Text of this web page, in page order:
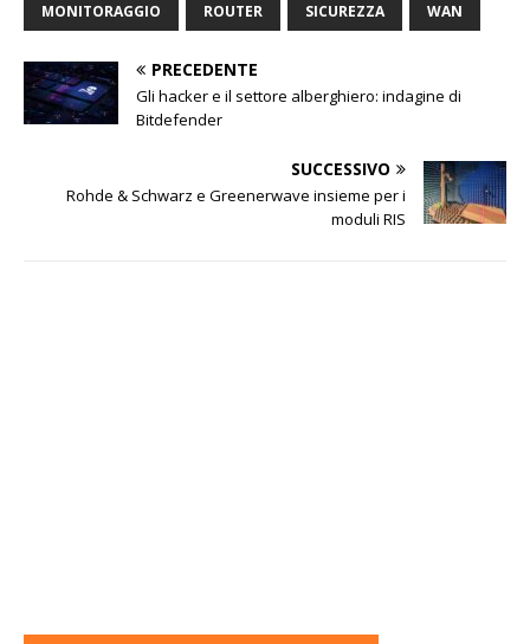
MONITORAGGIO ROUTER SICUREZZA WAN
PRECEDENTE
Gli hacker e il settore alberghiero: indagine di
Bitdefender
SUCCESSIVO
Rohde & Schwarz e Greenerwave insieme per i
moduli RIS